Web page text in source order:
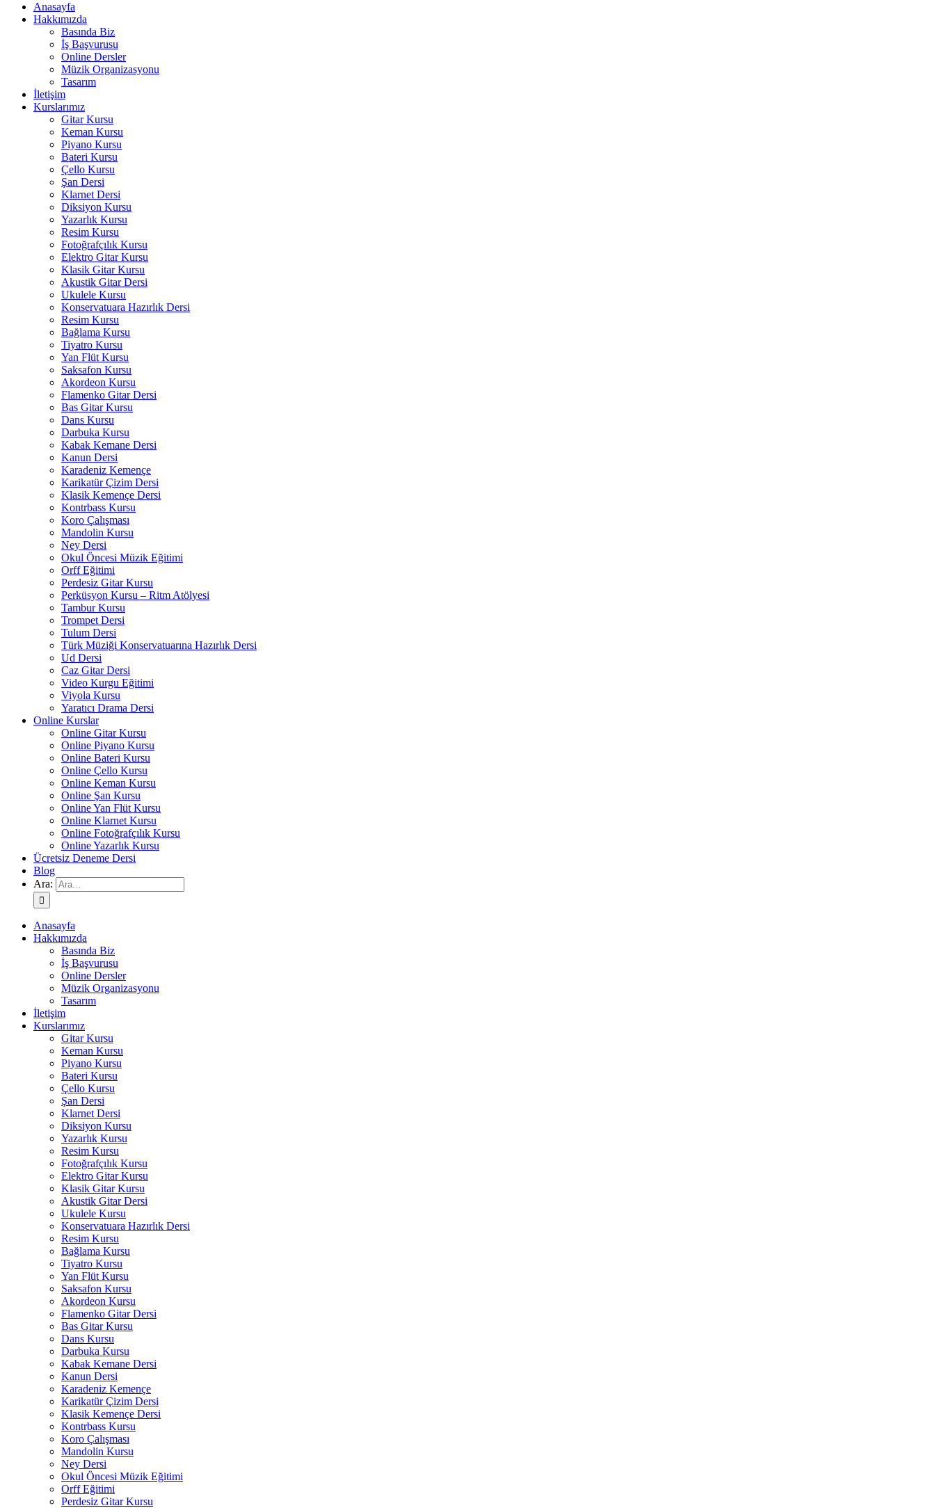
Anasayfa
Hakkımızda
Basında Biz
İş Başvurusu
Online Dersler
Müzik Organizasyonu
Tasarım
İletişim
Kurslarımız
Gitar Kursu
Keman Kursu
Piyano Kursu
Bateri Kursu
Çello Kursu
Şan Dersi
Klarnet Dersi
Diksiyon Kursu
Yazarlık Kursu
Resim Kursu
Fotoğrafçılık Kursu
Elektro Gitar Kursu
Klasik Gitar Kursu
Akustik Gitar Dersi
Ukulele Kursu
Konservatuara Hazırlık Dersi
Resim Kursu
Bağlama Kursu
Tiyatro Kursu
Yan Flüt Kursu
Saksafon Kursu
Akordeon Kursu
Flamenko Gitar Dersi
Bas Gitar Kursu
Dans Kursu
Darbuka Kursu
Kabak Kemane Dersi
Kanun Dersi
Karadeniz Kemençe
Karikatür Çizim Dersi
Klasik Kemençe Dersi
Kontrbass Kursu
Koro Çalışması
Mandolin Kursu
Ney Dersi
Okul Öncesi Müzik Eğitimi
Orff Eğitimi
Perdesiz Gitar Kursu
Perküsyon Kursu – Ritm Atölyesi
Tambur Kursu
Trompet Dersi
Tulum Dersi
Türk Müziği Konservatuarına Hazırlık Dersi
Ud Dersi
Caz Gitar Dersi
Video Kurgu Eğitimi
Viyola Kursu
Yaratıcı Drama Dersi
Online Kurslar
Online Gitar Kursu
Online Piyano Kursu
Online Bateri Kursu
Online Çello Kursu
Online Keman Kursu
Online Şan Kursu
Online Yan Flüt Kursu
Online Klarnet Kursu
Online Fotoğrafçılık Kursu
Online Yazarlık Kursu
Ücretsiz Deneme Dersi
Blog
Ara:
Anasayfa
Hakkımızda
Basında Biz
İş Başvurusu
Online Dersler
Müzik Organizasyonu
Tasarım
İletişim
Kurslarımız
Gitar Kursu
Keman Kursu
Piyano Kursu
Bateri Kursu
Çello Kursu
Şan Dersi
Klarnet Dersi
Diksiyon Kursu
Yazarlık Kursu
Resim Kursu
Fotoğrafçılık Kursu
Elektro Gitar Kursu
Klasik Gitar Kursu
Akustik Gitar Dersi
Ukulele Kursu
Konservatuara Hazırlık Dersi
Resim Kursu
Bağlama Kursu
Tiyatro Kursu
Yan Flüt Kursu
Saksafon Kursu
Akordeon Kursu
Flamenko Gitar Dersi
Bas Gitar Kursu
Dans Kursu
Darbuka Kursu
Kabak Kemane Dersi
Kanun Dersi
Karadeniz Kemençe
Karikatür Çizim Dersi
Klasik Kemençe Dersi
Kontrbass Kursu
Koro Çalışması
Mandolin Kursu
Ney Dersi
Okul Öncesi Müzik Eğitimi
Orff Eğitimi
Perdesiz Gitar Kursu